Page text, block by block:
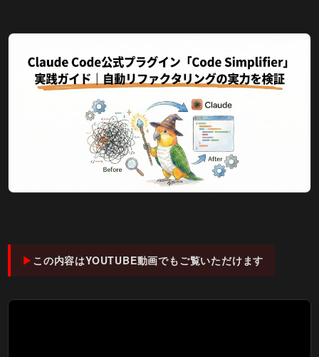
この内容はYOUTUBE動画でもご覧いただけます